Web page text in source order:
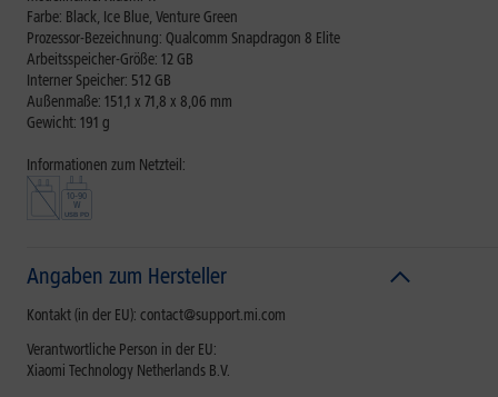
Farbe: Black, Ice Blue, Venture Green
Prozessor-Bezeichnung: Qualcomm Snapdragon 8 Elite
Arbeitsspeicher-Größe: 12 GB
Interner Speicher: 512 GB
Außenmaße: 151,1 x 71,8 x 8,06 mm
Gewicht: 191 g
Informationen zum Netzteil:
Angaben zum Hersteller
Kontakt (in der EU): contact@support.mi.com
Verantwortliche Person in der EU:
Xiaomi Technology Netherlands B.V.